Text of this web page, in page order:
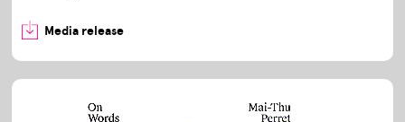
Media release